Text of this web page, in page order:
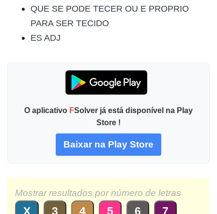
QUE SE PODE TECER OU E PROPRIO
PARA SER TECIDO
ES ADJ
O aplicativo FSolver já está disponível na Play
Store !
Baixar na Play Store
Mostrar resultados por número de letras
X 3 4 5 6 7